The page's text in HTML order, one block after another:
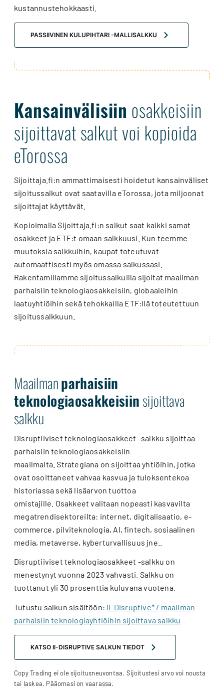
kustannustehokkaasti.
PASSIIVINEN KULUPIHTARI -MALLISALKKU
Kansainvälisiin osakkeisiin
sijoittavat salkut voi kopioida
eTorossa
Sijoittaja.fi:n ammattimaisesti hoidetut kansainväliset
sijoitussalkut ovat saatavilla eTorossa, jota miljoonat
sijoittajat käyttävät.
Kopioimalla Sijoittaja.fi:n salkut saat kaikki samat
osakkeet ja ETF:t omaan salkkuusi. Kun teemme
muutoksia salkkuihin, kaupat toteutuvat
automaattisesti myös omassa salkussasi.
Rakentamillamme sijoitussalkuilla sijoitat maailman
parhaisiin teknologiaosakkeisiin, globaaleihin
laatuyhtiöihin sekä tehokkailla ETF:llä toteutettuun
sijoitussalkkuun.
Maailmanparhaisiin
teknologiaosakkeisiinsijoittava
salkku
Disruptiiviset teknologiaosakkeet -salkku sijoittaa
parhaisiin teknologiaosakkeisiin
maailmalta. Strategiana on sijoittaa yhtiöihin, jotka
ovat osoittaneet vahvaa kasvua ja tuloksentekoa
historiassa sekä lisäarvon tuottoa
omistajille. Osakkeet valitaan nopeasti kasvavilta
megatrendisektoreilta: internet, digitalisaatio, e-
commerce, pilviteknologia, AI, fintech, sosiaalinen
media, metaverse, kyberturvallisuus jne..
Disruptiiviset teknologiaosakkeet -salkku on
menestynyt vuonna 2023 vahvasti. Salkku on
tuottanut yli 30 prosenttia kuluvana vuotena.
Tutustu salkun sisältöön: II-Disruptive* / maailman
parhaisiin teknologiayhtiöihin sijoittava salkku
KATSO II-DISRUPTIVE SALKUN TIEDOT
Copy Trading ei ole sijoitusneuvontaa. Sijoitustesi arvo voi nousta
tai laskea. Pääomasi on vaarassa.